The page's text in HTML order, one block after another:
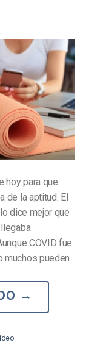
hoy para que
de la aptitud. El
dice mejor que
COVID fue
muchos pueden
→